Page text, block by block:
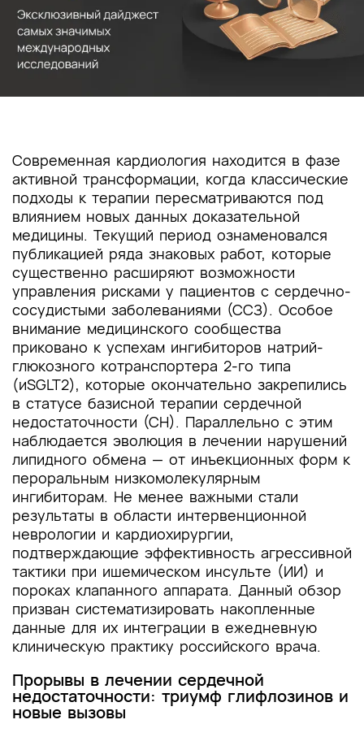
Современная кардиология находится в фазе
активной трансформации, когда классические
подходы к терапии пересматриваются под
влиянием новых данных доказательной
медицины. Текущий период ознаменовался
публикацией ряда знаковых работ, которые
существенно расширяют возможности
управления рисками у пациентов с сердечно-
сосудистыми заболеваниями (ССЗ). Особое
внимание медицинского сообщества
приковано к успехам ингибиторов натрий-
глюкозного котранспортера 2-го типа
(иSGLT2), которые окончательно закрепились
в статусе базисной терапии сердечной
недостаточности (СН). Параллельно с этим
наблюдается эволюция в лечении нарушений
липидного обмена — от инъекционных форм к
пероральным низкомолекулярным
ингибиторам. Не менее важными стали
результаты в области интервенционной
неврологии и кардиохирургии,
подтверждающие эффективность агрессивной
тактики при ишемическом инсульте (ИИ) и
пороках клапанного аппарата. Данный обзор
призван систематизировать накопленные
данные для их интеграции в ежедневную
клиническую практику российского врача.
Прорывы в лечении сердечной
недостаточности: триумф глифлозинов и
новые вызовы